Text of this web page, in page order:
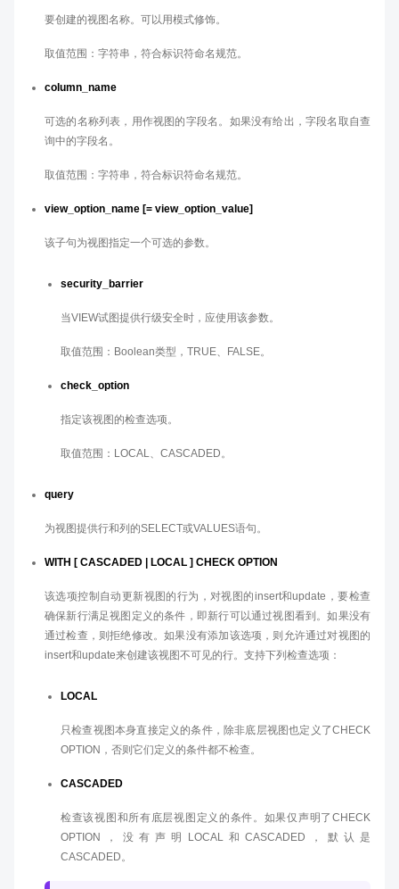
要创建的视图名称。可以用模式修饰。
取值范围：字符串，符合标识符命名规范。
column_name
可选的名称列表，用作视图的字段名。如果没有给出，字段名取自查
询中的字段名。
取值范围：字符串，符合标识符命名规范。
view_option_name [= view_option_value]
该子句为视图指定一个可选的参数。
security_barrier
当VIEW试图提供行级安全时，应使用该参数。
取值范围：Boolean类型，TRUE、FALSE。
check_option
指定该视图的检查选项。
取值范围：LOCAL、CASCADED。
query
为视图提供行和列的SELECT或VALUES语句。
WITH [ CASCADED | LOCAL ] CHECK OPTION
该选项控制自动更新视图的行为，对视图的insert和update，要检查
确保新行满足视图定义的条件，即新行可以通过视图看到。如果没有
通过检查，则拒绝修改。如果没有添加该选项，则允许通过对视图的
insert和update来创建该视图不可见的行。支持下列检查选项：
LOCAL
只检查视图本身直接定义的条件，除非底层视图也定义了CHECK
OPTION，否则它们定义的条件都不检查。
CASCADED
检查该视图和所有底层视图定义的条件。如果仅声明了CHECK
OPTION，没有声明LOCAL和CASCADED，默认是
CASCADED。